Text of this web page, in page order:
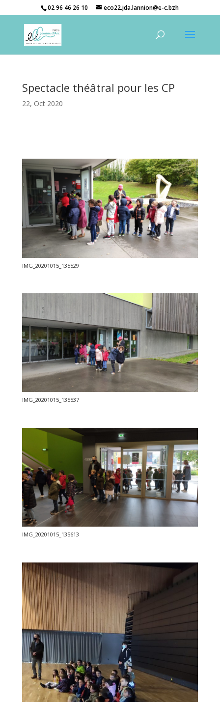
02 96 46 26 10 eco22.jda.lannion@e-c.bzh
Spectacle théâtral pour les CP
22, Oct 2020
IMG_20201015_135529
IMG_20201015_135537
IMG_20201015_135613